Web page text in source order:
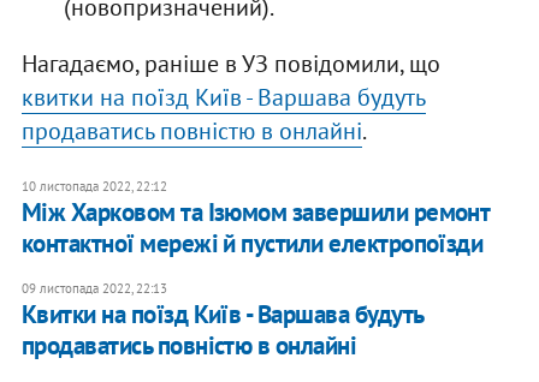
(новопризначений).
Нагадаємо, раніше в УЗ повідомили, що
квитки на поїзд Київ - Варшава будуть
продаватись повністю в онлайні.
10 листопада 2022, 22:12
Між Харковом та Ізюмом завершили ремонт
контактної мережі й пустили електропоїзди
09 листопада 2022, 22:13
Квитки на поїзд Київ - Варшава будуть
продаватись повністю в онлайні